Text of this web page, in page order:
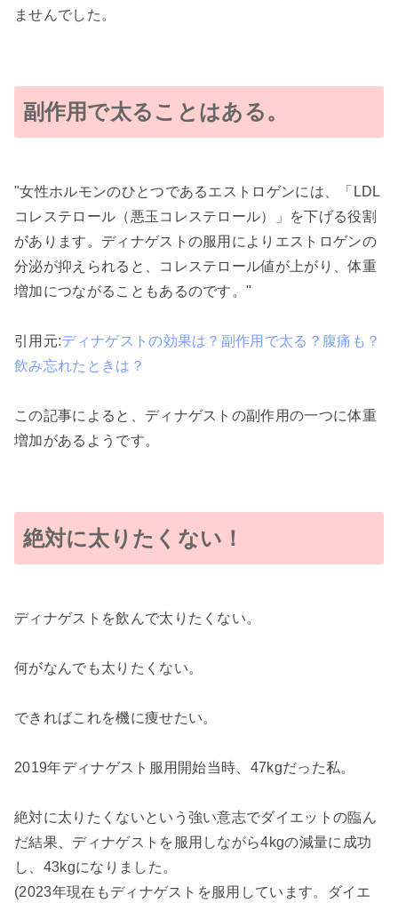
ませんでした。
副作用で太ることはある。
"女性ホルモンのひとつであるエストロゲンには、「LDL
コレステロール（悪玉コレステロール）」を下げる役割
があります。ディナゲストの服用によりエストロゲンの
分泌が抑えられると、コレステロール値が上がり、体重
増加につながることもあるのです。"
引用元:ディナゲストの効果は？副作用で太る？腹痛も？
飲み忘れたときは？
この記事によると、ディナゲストの副作用の一つに体重
増加があるようです。
絶対に太りたくない！
ディナゲストを飲んで太りたくない。
何がなんでも太りたくない。
できればこれを機に痩せたい。
2019年ディナゲスト服用開始当時、47kgだった私。
絶対に太りたくないという強い意志でダイエットの臨ん
だ結果、ディナゲストを服用しながら4kgの減量に成功
し、43kgになりました。
(2023年現在もディナゲストを服用しています。ダイエ